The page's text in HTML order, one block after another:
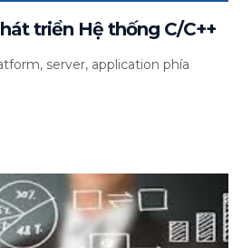
triển Hệ thống C/C++
server, application phía